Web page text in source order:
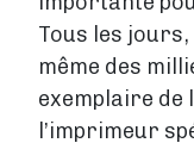
Tous les
même des
exemplaire de
l’imprimeur